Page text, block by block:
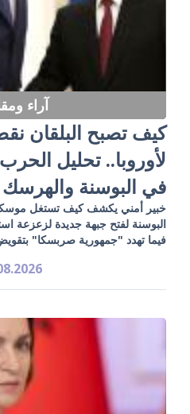
آراء
كيف تصبح البلقان
لأوروبا.. تحليل
في البوسنة والهرسك
خبير أمني يكشف كيف تستغل موسكو
البوسنة لفتح جبهة جديدة لزعزعة
فيما تهدد "جمهورية صربسكا" بتقويض